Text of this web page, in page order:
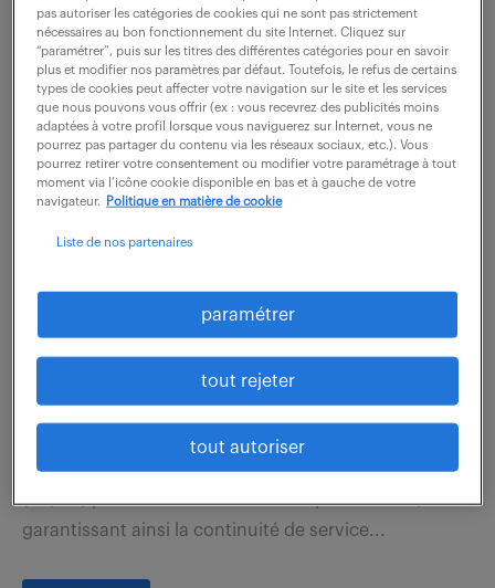
sécurité des opérations de vente dans un
environnement soumis aux réglementations des...
voir l'offre
Toulouse (31)
CDI
45 000 - 55 000 € / an
En tant qu'Expert support RUN N2/N3 votre mission
principale est d'assurer le support de haut niveau
(N2/N3) pour l'infrastructure et la cybersécurité,
garantissant ainsi la continuité de service...
pas autoriser les catégories de cookies qui ne sont pas strictement
nécessaires au bon fonctionnement du site Internet. Cliquez sur
“paramétrer”, puis sur les titres des différentes catégories pour en savoir
plus et modifier nos paramètres par défaut. Toutefois, le refus de certains
types de cookies peut affecter votre navigation sur le site et les services
que nous pouvons vous offrir (ex : vous recevrez des publicités moins
adaptées à votre profil lorsque vous naviguerez sur Internet, vous ne
pourrez pas partager du contenu via les réseaux sociaux, etc.). Vous
pourrez retirer votre consentement ou modifier votre paramétrage à tout
moment via l’icône cookie disponible en bas et à gauche de votre
navigateur.
Politique en matière de cookie
Liste de nos partenaires
paramétrer
tout rejeter
tout autoriser